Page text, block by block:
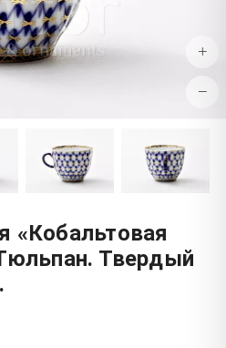
+
−
«Кобальтовая
Твердый